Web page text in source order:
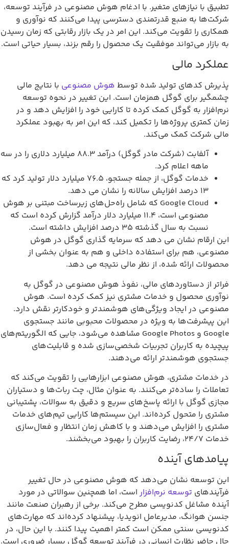
با نیازهای متغیر. با ادغام هوش مصنوعی در فرآیند توسعه،
به منبع قدرتمندی دسترسی پیدا می‌کنند که نوآوری و
را تقویت می‌کند. این امر در یک بازار رقابتی که زمان رسیدن
بازار می‌تواند موفقیت یک محصول را رقم بزند، بسیار حیاتی است.
مالی
کدهای تولید شده توسط هوش مصنوعیبا نتایج مالی
برای گوگل همزمان است. این تغییر در نحوه توسعه
به گوگل کمک کرده تا کارایی خود را افزایش دهد و در
کمتری پروژه‌ها را تکمیل کند، که این امر به بهبود عملکرد
شرکت کمک می‌کند.
آلفابت (شرکت مادر گوگل) درآمد 88.3 میلیارد دلاری را در سه
ماهه اعلام کرد.
خدمات گوگل، از جمله جستجو، 76.5 میلیارد دلار تولید کرد که
13 درصد افزایش سالانه را نشان می دهد.
Google Cloud که شامل راه‌حل‌های زیرساخت مبتنی بر هوش
مصنوعی است، ۱۱.۴ میلیارد دلار درآمد گزارش کرده است که
نسبت به سال گذشته ۳۵ درصد افزایش داشته است.
ارقام نشان می دهد که سرمایه گذاری گوگل در هوش
هم برای استفاده داخلی و هم به عنوان بخشی از
ارائه شده، از نظر مالی نتیجه می دهد.
از دستاوردهای مالی، نفوذ هوش مصنوعی در گوگل به
محصول و خدمات مشتری نیز کمک کرده است. هوش
در ایجاد ویژگی‌های هوشمندتر و خودکارتر نقش دارد.
پیشرفت‌ها به ویژه در محصولات محبوبی مانند جستجوی
Google و Google Photos مشاهده می‌شود، جایی که الگوریتم‌های
به کاربران تجربیات شخصی‌سازی شده و قابلیت‌های
هوشمندتر ارائه می‌دهند.
خدمات مشتری، هوش مصنوعی ابزارهایی را تقویت می‌کند که
را ساده‌تر می‌کنند. به عنوان مثال، چت ربات‌ها و دستیاران
گوگل با ارائه پاسخ‌های سریع و دقیق به سوالات، پشتیبانی
را متحول کرده‌اند. این سیستم‌ها کارایی تیم‌های خدمات
را افزایش می‌دهند و با کاهش زمان انتظار و فعال‌سازی
7، رضایت کاربران را بهبود می‌بخشند.
آینده
توسعه نشان می‌دهد که هوش مصنوعی در حال تغییر
توسعه نرم‌افزاراست، اما همچنین سوالاتی در مورد
مشاغل کدنویسی مطرح می‌کند. برخی از رهبران صنعت مانند
هوانگ، مدیرعامل انویدیا، پیشنهاد کرده‌اند که مهارت‌های
سنتی ممکن است کمتر اهمیت پیدا کنند. با این حال، در